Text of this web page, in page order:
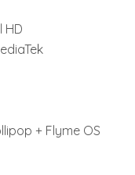
HD
+ Flyme OS